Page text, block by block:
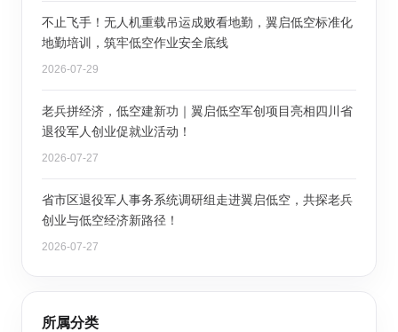
不止飞手！无人机重载吊运成败看地勤，翼启低空标准化
地勤培训，筑牢低空作业安全底线
2026-07-29
老兵拼经济，低空建新功｜翼启低空军创项目亮相四川省
退役军人创业促就业活动！
2026-07-27
省市区退役军人事务系统调研组走进翼启低空，共探老兵
创业与低空经济新路径！
2026-07-27
所属分类